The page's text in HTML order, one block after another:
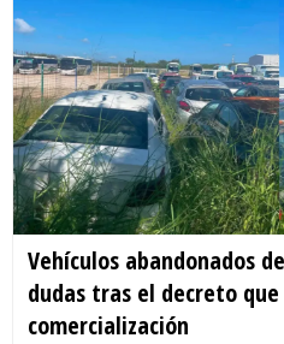
Vehículos abandonados
dudas tras el decreto
comercialización